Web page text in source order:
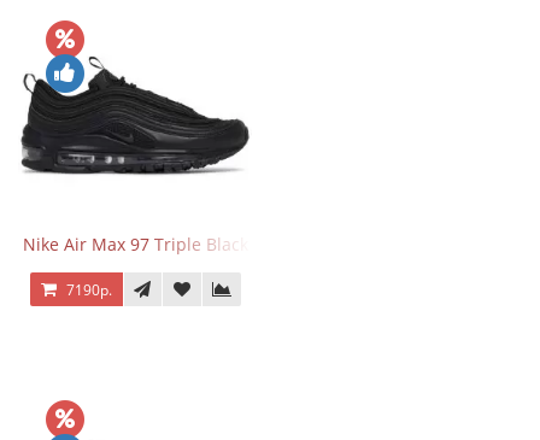
Nike Air Max 97 Triple Black
7190р.